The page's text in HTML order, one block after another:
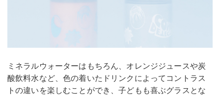
ミネラルウォーターはもちろん、オレンジジュースや炭
酸飲料水など、色の着いたドリンクによってコントラス
トの違いを楽しむことができ、子どもも喜ぶグラスとな